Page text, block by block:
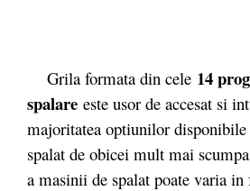
Grila formata din cele 14
spalare este usor de accesat si
majoritatea optiunilor disponibile
spalat de obicei mult mai
a masinii de spalat poate varia